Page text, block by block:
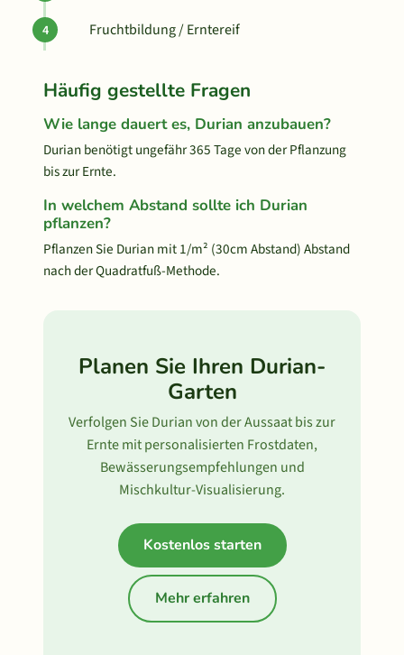
Fruchtbildung / Erntereif
Häufig gestellte Fragen
Wie lange dauert es, Durian anzubauen?
Durian benötigt ungefähr 365 Tage von der Pflanzung
bis zur Ernte.
In welchem Abstand sollte ich Durian
pflanzen?
Pflanzen Sie Durian mit 1/m² (30cm Abstand) Abstand
nach der Quadratfuß-Methode.
Planen Sie Ihren Durian-
Garten
Verfolgen Sie Durian von der Aussaat bis zur
Ernte mit personalisierten Frostdaten,
Bewässerungsempfehlungen und
Mischkultur-Visualisierung.
Kostenlos starten
Mehr erfahren